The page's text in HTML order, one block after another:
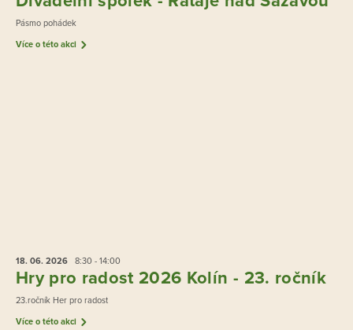
Pásmo pohádek
Více o této akci
18. 06. 2026 8:30 - 14:00
Hry pro radost 2026 Kolín - 23. ročník
23.ročník Her pro radost
Více o této akci